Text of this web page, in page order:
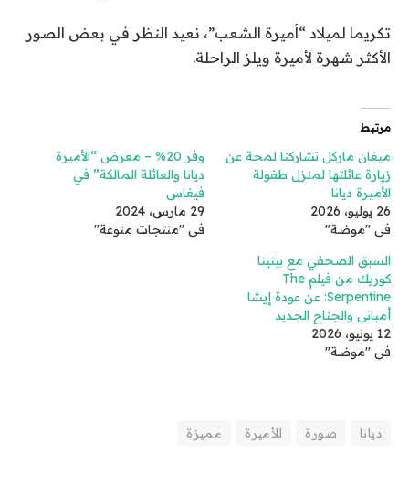
تكريما لميلاد “أميرة الشعب”، نعيد النظر في بعض الصور
الأكثر شهرة لأميرة ويلز الراحلة.
مرتبط
ميغان ماركل تشاركنا لمحة عن
زيارة عائلتها لمنزل طفولة
الأميرة ديانا
26 يوليو، 2026
في "موضة"
وفر 20% – معرض “الأميرة
ديانا والعائلة المالكة” في
فيغاس
29 مارس، 2024
في "منتجات منوعة"
السبق الصحفي مع بيتينا
كوريك من فيلم The
Serpentine: عن عودة إيشا
أمباني والجناح الجديد
12 يونيو، 2026
في "موضة"
ديانا صورة للأميرة مميزة